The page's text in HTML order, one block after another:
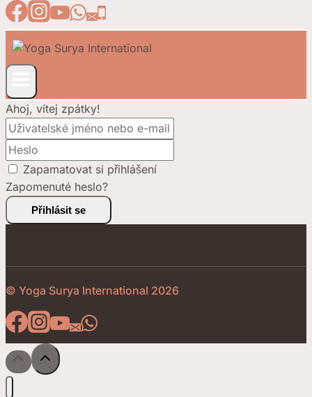
Ahoj, vítej zpátky!
Zapamatovat si přihlášení
Zapomenuté heslo?
Přihlásit se
© Yoga Surya International 2026